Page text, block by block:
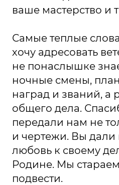
ваше мастерство и
Самые теплые
хочу адресовать
не понаслышке
ночные смены,
наград и званий, а
общего дела.
передали нам не
и чертежи. Вы дали
любовь к своему
Родине. Мы
подвести.